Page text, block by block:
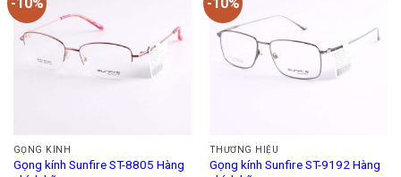
nhiều
biến
thể.
Các
được
GỌNG KÍNH
Gọng kính Sunfire ST-8805 Hàng
THƯƠNG HIỆU
Gọng kính Sunfire ST-9192 Hàng